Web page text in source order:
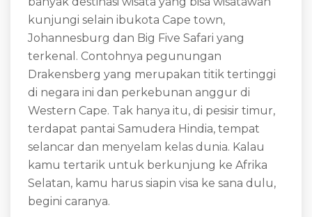
kunjungi selain ibukota Cape town,
Johannesburg dan Big Five Safari yang
terkenal. Contohnya pegunungan
Drakensberg yang merupakan titik tertinggi
di negara ini dan perkebunan anggur di
Western Cape. Tak hanya itu, di pesisir timur,
terdapat pantai Samudera Hindia, tempat
selancar dan menyelam kelas dunia. Kalau
kamu tertarik untuk berkunjung ke Afrika
Selatan, kamu harus siapin visa ke sana dulu,
begini caranya.